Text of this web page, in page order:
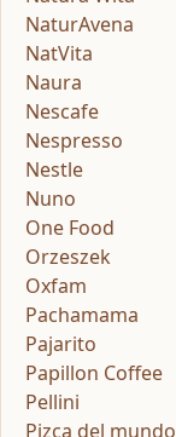
NaturAvena
NatVita
Naura
Nescafe
Nespresso
Nestle
Nuno
One Food
Orzeszek
Oxfam
Pachamama
Pajarito
Papillon Coffee
Pellini
Pizca del mundo